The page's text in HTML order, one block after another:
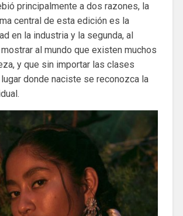
principalmente a dos razones, la
central de esta edición es la
en la industria y la segunda, al
al mundo que existen muchos
y que sin importar las clases
donde naciste se reconozca la